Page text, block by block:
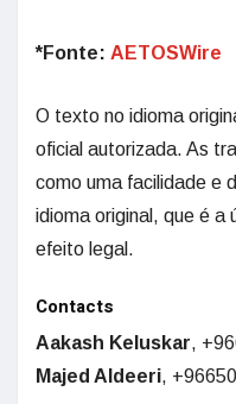
*Fonte: AETOSWire
O texto no idioma
oficial autorizada. As
como uma facilidade e
idioma original, que é
efeito legal.
Contacts
Aakash Keluskar,
Majed Aldeeri,